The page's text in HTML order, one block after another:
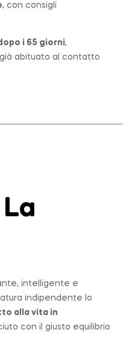
, con consigli
i 65 giorni,
abituato al contatto
intelligente e
indipendente lo
alla vita in
con il giusto equilibrio